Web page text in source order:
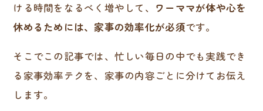
ける時間をなるべく増やして、 ワーママが体や心を
休めるためには、家事の効率化が必須です。
そこでこの記事では、忙しい毎日の中でも実践でき
る家事効率テクを、家事の内容ごとに分けてお伝え
します。